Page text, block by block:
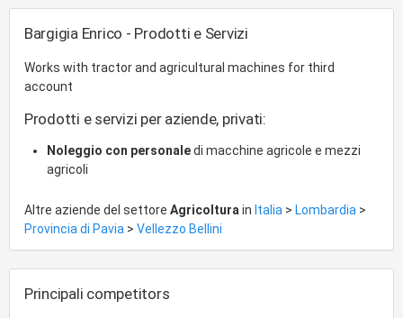
Bargigia Enrico - Prodotti e Servizi
Works with tractor and agricultural machines for third
account
Prodotti e servizi per aziende, privati:
Noleggio con personaledi macchine agricole e mezzi
agricoli
Altre aziende del settore Agricoltura in Italia > Lombardia >
Provincia di Pavia > Vellezzo Bellini
Principali competitors